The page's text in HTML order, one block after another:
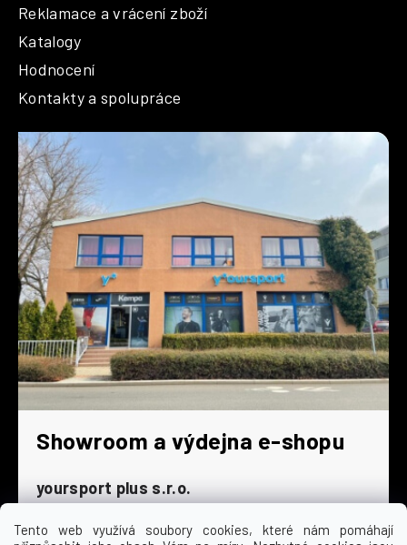
Tento web využívá soubory cookies, které nám pomáhají
Reklamace a vrácení zboží
Katalogy
Hodnocení
Kontakty a spolupráce
Showroom a výdejna e-shopu
yoursport plus s.r.o.
Dyjská 845/4
196 00 Praha 9 - Čakovice